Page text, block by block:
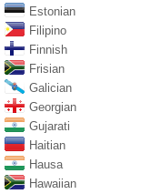
Estonian
Filipino
Finnish
Frisian
Galician
Georgian
Gujarati
Haitian
Hausa
Hawaiian